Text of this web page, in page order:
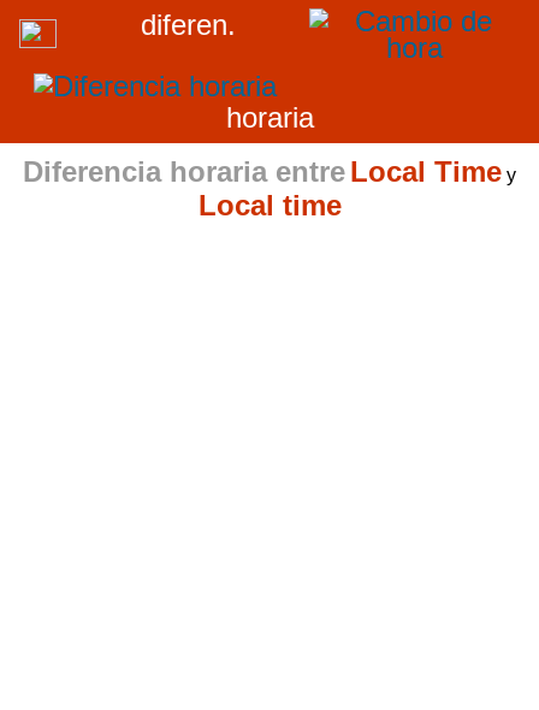
diferen.
horaria
Diferencia horaria entreLocal Time y
Local time